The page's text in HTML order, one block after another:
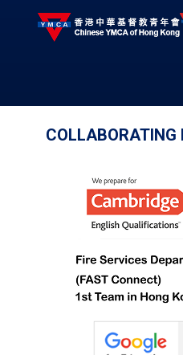
COLLABORATING